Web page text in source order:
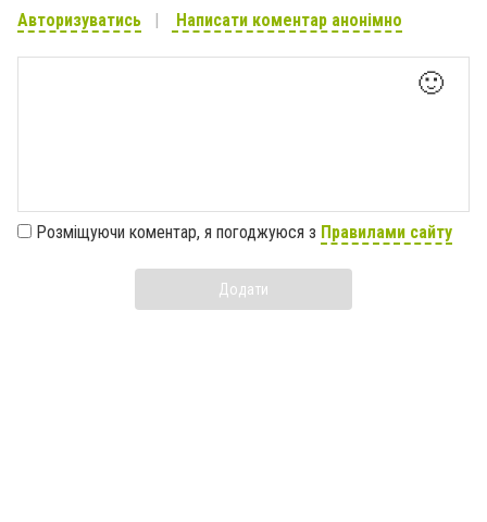
Авторизуватись Написати коментар анонімно
🙂
Розміщуючи коментар, я погоджуюся з Правилами сайту
Додати